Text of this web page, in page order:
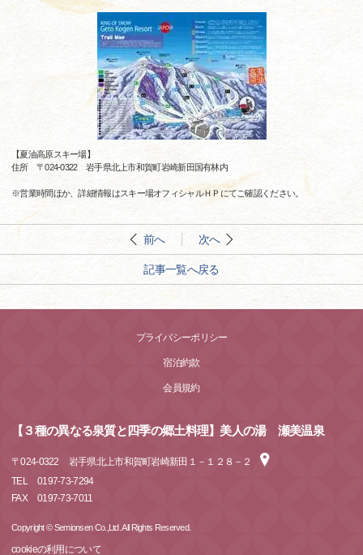
【夏油高原スキー場】
住所 〒024-0322 岩手県北上市和賀町岩崎新田国有林内
※営業時間ほか、詳細情報はスキー場オフィシャルＨＰにてご確認ください。
前へ 次へ
記事一覧へ戻る
プライバシーポリシー
宿泊約款
会員規約
【３種の異なる泉質と四季の郷土料理】美人の湯 瀬美温泉
〒024-0322
岩手県北上市和賀町岩崎新田１－１２８－２
TEL
0197-73-7294
FAX
0197-73-7011
Copyright © Semionsen Co.,Ltd. All Rights Reserved.
cookieの利用について